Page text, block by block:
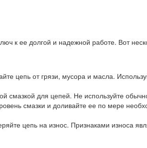
к ее долгой и надежной работе. Вот
цепь от грязи, мусора и масла.
смазкой для цепей. Не используйте
смазки и доливайте ее по мере
цепь на износ. Признаками износа